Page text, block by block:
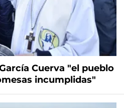
Cuerva "el pueblo
incumplidas"